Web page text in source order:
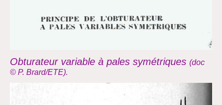
Obturateur variable à pales symétriques (doc
© P. Brard/ETE).